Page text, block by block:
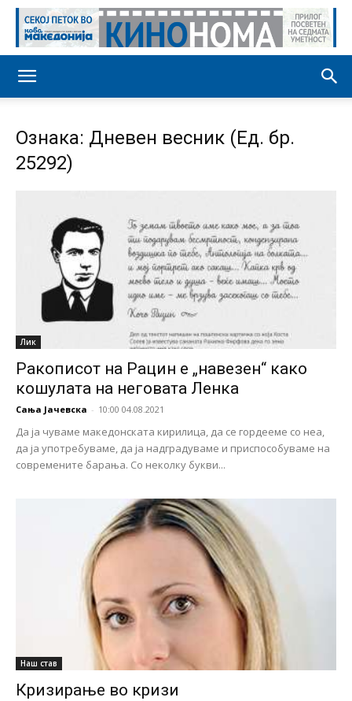
Ознака: Дневен весник (Ед. бр.
25292)
Лик
Ракописот на Рацин е „навезен“ како
кошулата на неговата Ленка
Сања Јачевска - 10:00 04.08.2021
Да ја чуваме македонската кирилица, да се гордееме со неа,
да ја употребуваме, да ја надградуваме и приспособуваме на
современите барања. Со неколку букви...
Наш став
Кризирање во кризи